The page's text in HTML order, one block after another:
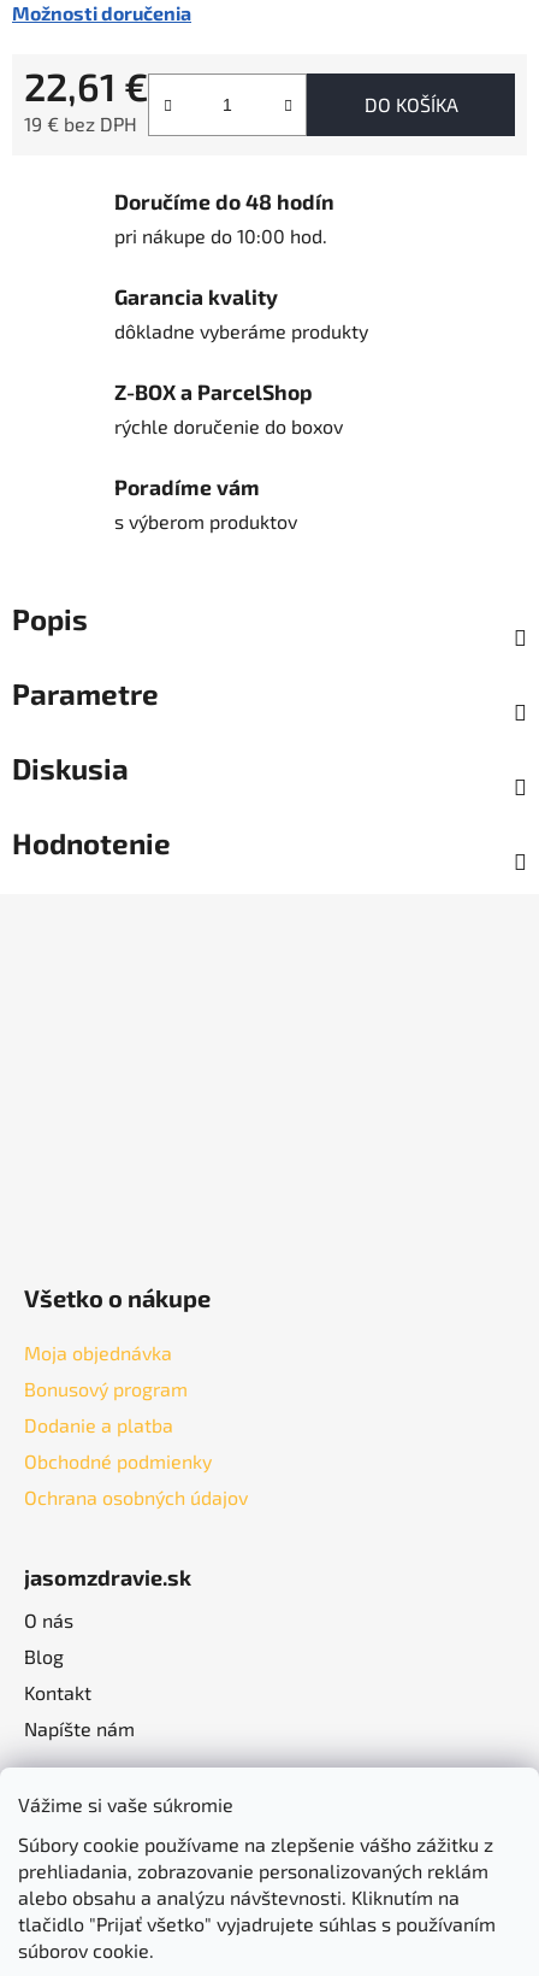
Vážime si vaše súkromie
Súbory cookie používame na zlepšenie vášho zážitku z
prehliadania, zobrazovanie personalizovaných reklám
alebo obsahu a analýzu návštevnosti. Kliknutím na
tlačidlo "Prijať všetko" vyjadrujete súhlas s používaním
súborov cookie.
Možnosti doručenia
22,61 €
19 € bez DPH
DO KOŠÍKA
Doručíme do 48 hodín
pri nákupe do 10:00 hod.
Garancia kvality
dôkladne vyberáme produkty
Z-BOX a ParcelShop
rýchle doručenie do boxov
Poradíme vám
s výberom produktov
Popis
Parametre
Diskusia
Hodnotenie
Všetko o nákupe
Moja objednávka
Bonusový program
Dodanie a platba
Obchodné podmienky
Ochrana osobných údajov
jasomzdravie.sk
O nás
Blog
Kontakt
Napíšte nám